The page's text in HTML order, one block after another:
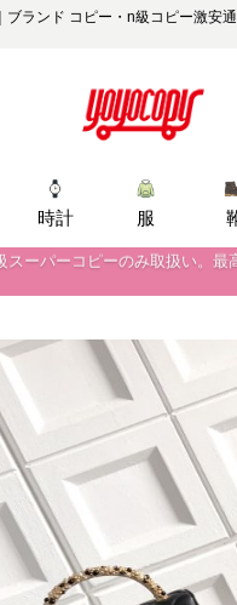
ブランド コピー・n級コピー激安
時計 服
スーパーコピーのみ取扱い。
スーパーコピーのみ取扱い。
新中！期間中のご注文でお得な
ィトンスーパーコピー バッグ